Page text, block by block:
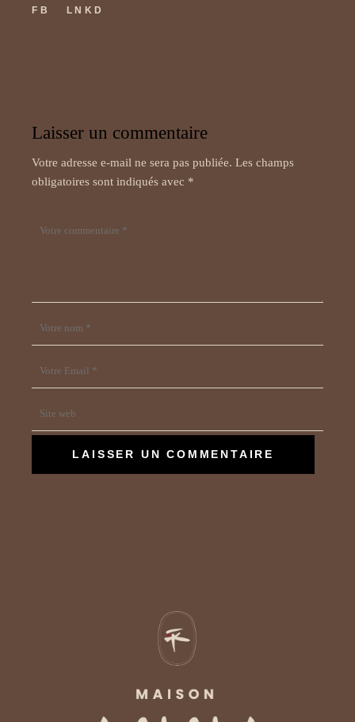
FB LNKD
Laisser un commentaire
Votre adresse e-mail ne sera pas publiée. Les champs
obligatoires sont indiqués avec *
LAISSER UN COMMENTAIRE